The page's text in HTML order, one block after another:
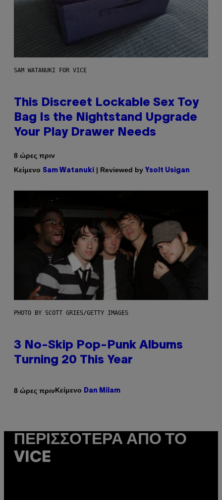
SAM WATANUKI FOR VICE
This Discreet Lockable Sex Toy
Bag Is the Nightstand Upgrade
Your Play Drawer Needs
8 ώρες πριν
Κείμενο Sam Watanuki | Reviewed by Ysolt Usigan
PHOTO BY SCOTT GRIES/GETTY IMAGES
3 No-Skip Pop-Punk Albums
Turning 20 This Year
8 ώρες πρινΚείμενο Dan Milam
ΠΕΡΙΣΣΌΤΕΡΑ ΑΠΌ ΤΟ
VICE